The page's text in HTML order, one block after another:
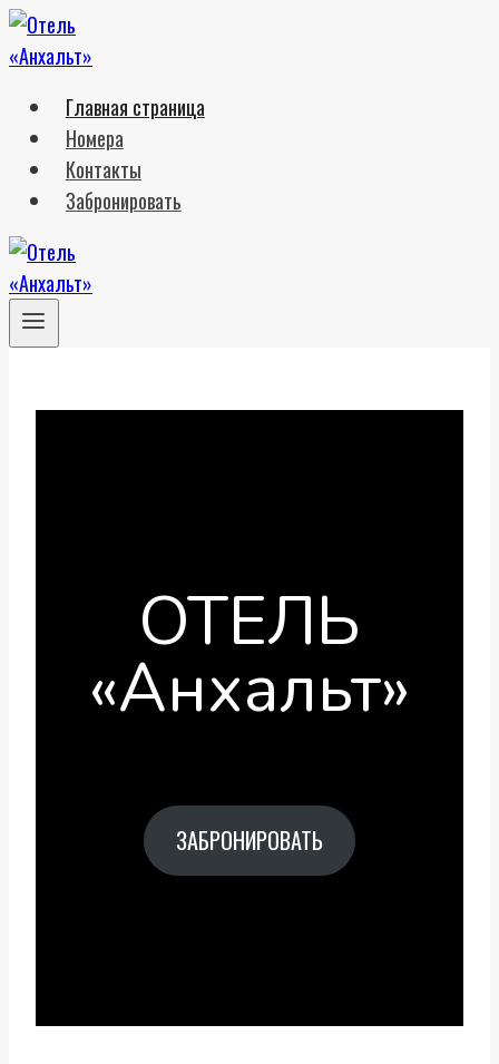
Перейти
к
Главная страница
Номера
Контакты
Забронировать
ОТЕЛЬ
«Анхальт»
ЗАБРОНИРОВАТЬ